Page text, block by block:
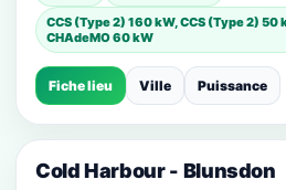
CCS (Type 2) 160 kW, CCS (Type 2) 50
CHAdeMO 60 kW
Fiche lieu Ville Puissance
Cold Harbour - Blunsdon